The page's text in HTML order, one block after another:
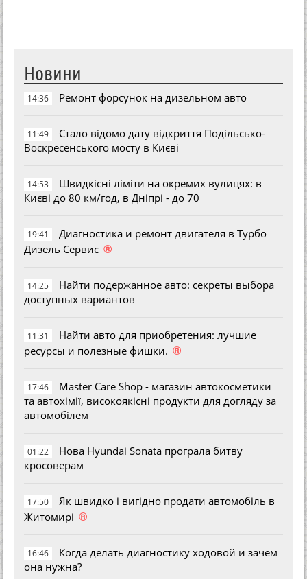
Новини
14:36 Ремонт форсунок на дизельном авто
11:49
Стало відомо дату відкриття Подільсько-
Воскресенського мосту в Києві
14:53
Швидкісні ліміти на окремих вулицях: в
Києві до 80 км/год, в Дніпрі - до 70
19:41
Диагностика и ремонт двигателя в Турбо
Дизель Сервис ®
14:25
Найти подержанное авто: секреты выбора
доступных вариантов
11:31
Найти авто для приобретения: лучшие
ресурсы и полезные фишки. ®
17:46
Master Care Shop - магазин автокосметики
та автохімії, високоякісні продукти для догляду за
автомобілем
01:22
Нова Hyundai Sonata програла битву
кросоверам
17:50
Як швидко і вигідно продати автомобіль в
Житомирі ®
16:46
Когда делать диагностику ходовой и зачем
она нужна?